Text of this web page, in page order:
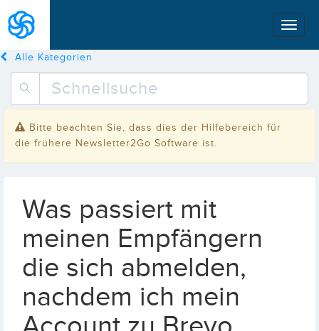
Alle Kategorien
Bitte beachten Sie, dass dies der Hilfebereich für
die frühere Newsletter2Go Software ist.
Was passiert mit
meinen Empfängern
die sich abmelden,
nachdem ich mein